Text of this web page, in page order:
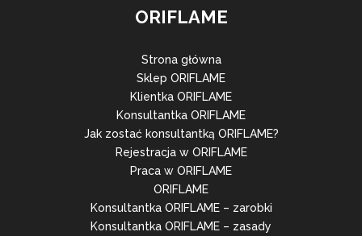
ORIFLAME
Strona główna
Sklep ORIFLAME
Klientka ORIFLAME
Konsultantka ORIFLAME
Jak zostać konsultantką ORIFLAME?
Rejestracja w ORIFLAME
Praca w ORIFLAME
ORIFLAME
Konsultantka ORIFLAME – zarobki
Konsultantka ORIFLAME – zasady